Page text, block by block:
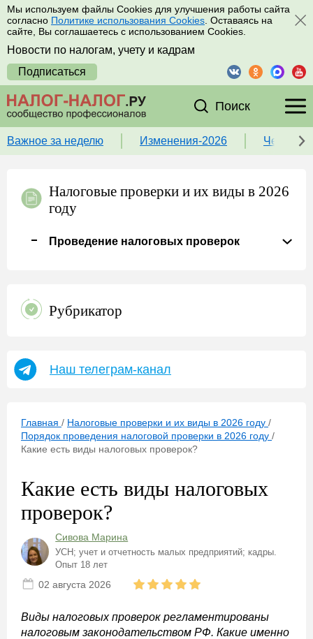
Мы используем файлы Cookies для улучшения работы сайта
согласно Политике использования Cookies . Оставаясь на
сайте, Вы соглашаетесь с использованием Cookies.
Новости по налогам, учету и кадрам
Подписаться
Поиск
Важное за неделю Изменения-2026 Чек-
Налоговые проверки и их виды в 2026
году
Проведение налоговых проверок
Рубрикатор
Наш телеграм-канал
Главная / Налоговые проверки и их виды в 2026 году /
Порядок проведения налоговой проверки в 2026 году /
Какие есть виды налоговых проверок?
Какие есть виды налоговых
проверок?
Сивова Марина
УСН; учет и отчетность малых предприятий; кадры.
Опыт 18 лет
02 августа 2026
Виды налоговых проверок регламентированы
налоговым законодательством РФ. Какие именно